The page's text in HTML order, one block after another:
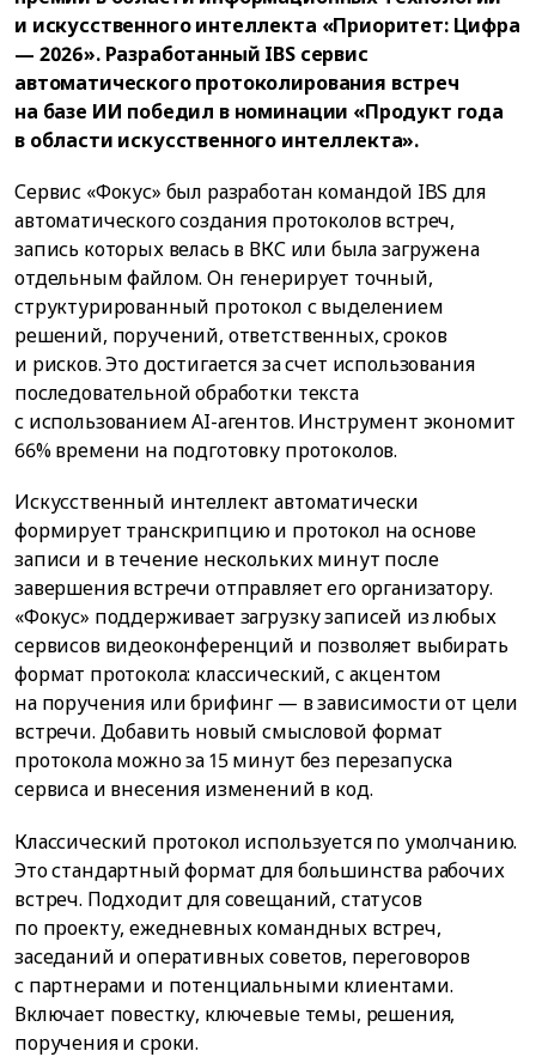
и искусственного интеллекта «Приоритет: Цифра
— 2026». Разработанный IBS сервис
автоматического протоколирования встреч
на базе ИИ победил в номинации «Продукт года
в области искусственного интеллекта».
Сервис «Фокус» был разработан командой IBS для
автоматического создания протоколов встреч,
запись которых велась в ВКС или была загружена
отдельным файлом. Он генерирует точный,
структурированный протокол с выделением
решений, поручений, ответственных, сроков
и рисков. Это достигается за счет использования
последовательной обработки текста
с использованием AI-агентов. Инструмент экономит
66% времени на подготовку протоколов.
Искусственный интеллект автоматически
формирует транскрипцию и протокол на основе
записи и в течение нескольких минут после
завершения встречи отправляет его организатору.
«Фокус» поддерживает загрузку записей из любых
сервисов видеоконференций и позволяет выбирать
формат протокола: классический, с акцентом
на поручения или брифинг — в зависимости от цели
встречи. Добавить новый смысловой формат
протокола можно за 15 минут без перезапуска
сервиса и внесения изменений в код.
Классический протокол используется по умолчанию.
Это стандартный формат для большинства рабочих
встреч. Подходит для совещаний, статусов
по проекту, ежедневных командных встреч,
заседаний и оперативных советов, переговоров
с партнерами и потенциальными клиентами.
Включает повестку, ключевые темы, решения,
поручения и сроки.